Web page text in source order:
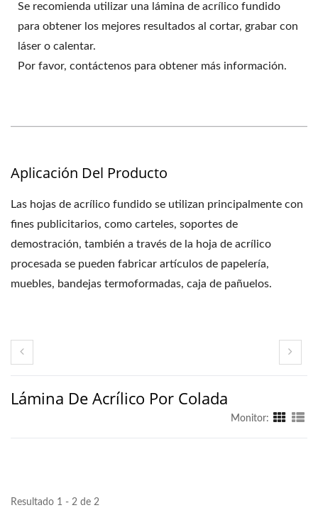
Se recomienda utilizar una lámina de acrílico fundido
para obtener los mejores resultados al cortar, grabar con
láser o calentar.
Por favor, contáctenos para obtener más información.
Aplicación Del Producto
Las hojas de acrílico fundido se utilizan principalmente con
fines publicitarios, como carteles, soportes de
demostración, también a través de la hoja de acrílico
procesada se pueden fabricar artículos de papelería,
muebles, bandejas termoformadas, caja de pañuelos.
Lámina De Acrílico Por Colada
Monitor:
Resultado 1 - 2 de 2